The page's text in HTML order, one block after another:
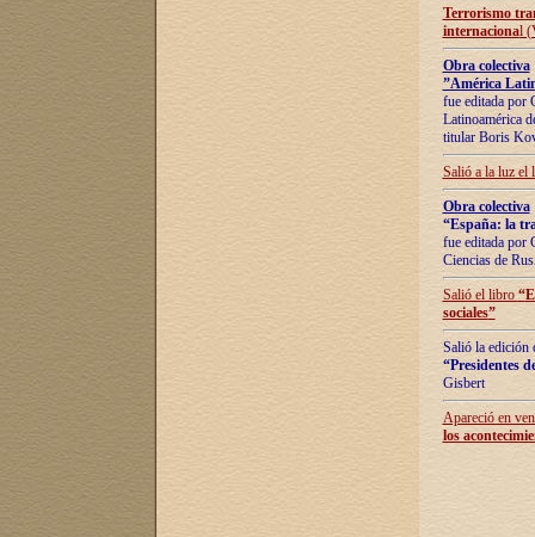
Terrorismo
internacional
Obra colectiva
”América
fue editada por
Latinoamérica
titular Boris
Salió a la luz el
Obra colectiva
“España: la
fue editada por
Ciencias de
Salió el libro “
sociales”
Salió la edición
“Presidentes
Gisbert
Apareció en
los